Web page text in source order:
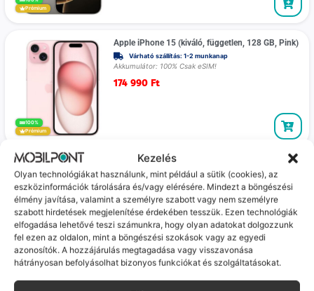
Kezelés
Olyan technológiákat használunk, mint például a sütik (cookies), az
eszközinformációk tárolására és/vagy elérésére. Mindezt a böngészési
élmény javítása, valamint a személyre szabott vagy nem személyre
szabott hirdetések megjelenítése érdekében tesszük. Ezen technológiák
elfogadása lehetővé teszi számunkra, hogy olyan adatokat dolgozzunk
fel ezen az oldalon, mint a böngészési szokások vagy az egyedi
azonosítók. A hozzájárulás megtagadása vagy visszavonása
hátrányosan befolyásolhat bizonyos funkciókat és szolgáltatásokat.
Prémium
100%
Prémium
Apple iPhone 15 (kiváló, független, 128 GB, Pink)
Várható szállítás: 1-2 munkanap
Akkumulátor: 100% Csak eSIM!
174 990 Ft
Prémium
Apple iPhone 15 (kiváló, független, 128 GB, Pink)
Várható szállítás: 1-2 munkanap
Akkumulátor: 100% Csak eSIM!
174 990Ft